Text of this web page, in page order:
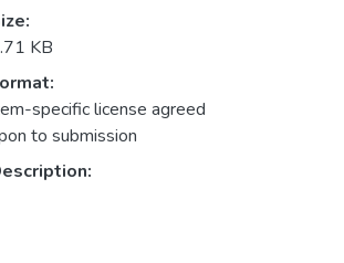
KB
specific license agreed
to submission